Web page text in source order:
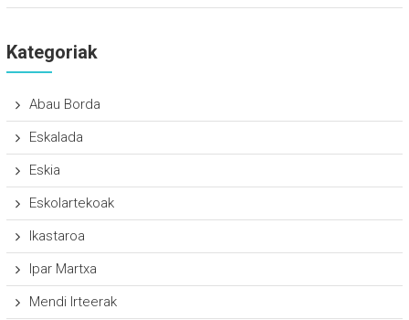
Kategoriak
Abau Borda
Eskalada
Eskia
Eskolartekoak
Ikastaroa
Ipar Martxa
Mendi Irteerak